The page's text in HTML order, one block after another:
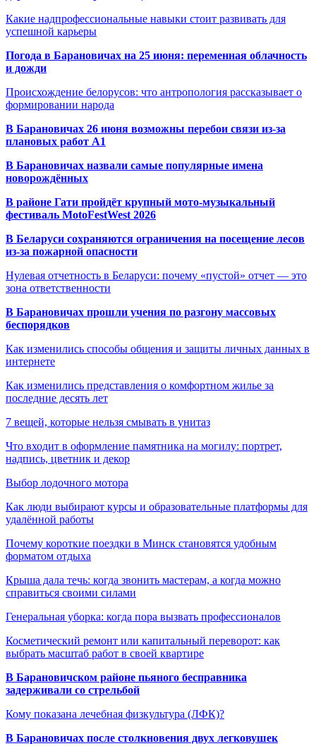
Какие надпрофессиональные навыки стоит развивать для
успешной карьеры
Погода в Барановичах на 25 июня: переменная облачность
и дожди
Происхождение белорусов: что антропология рассказывает о
формировании народа
В Барановичах 26 июня возможны перебои связи из-за
плановых работ A1
В Барановичах назвали самые популярные имена
новорождённых
В районе Гати пройдёт крупный мото-музыкальный
фестиваль MotoFestWest 2026
В Беларуси сохраняются ограничения на посещение лесов
из-за пожарной опасности
Нулевая отчетность в Беларуси: почему «пустой» отчет — это
зона ответственности
В Барановичах прошли учения по разгону массовых
беспорядков
Как изменились способы общения и защиты личных данных в
интернете
Как изменились представления о комфортном жилье за
последние десять лет
7 вещей, которые нельзя смывать в унитаз
Что входит в оформление памятника на могилу: портрет,
надпись, цветник и декор
Выбор лодочного мотора
Как люди выбирают курсы и образовательные платформы для
удалённой работы
Почему короткие поездки в Минск становятся удобным
форматом отдыха
Крыша дала течь: когда звонить мастерам, а когда можно
справиться своими силами
Генеральная уборка: когда пора вызвать профессионалов
Косметический ремонт или капитальный переворот: как
выбрать масштаб работ в своей квартире
В Барановичском районе пьяного бесправника
задерживали со стрельбой
Кому показана лечебная физкультура (ЛФК)?
В Барановичах после столкновения двух легковушек